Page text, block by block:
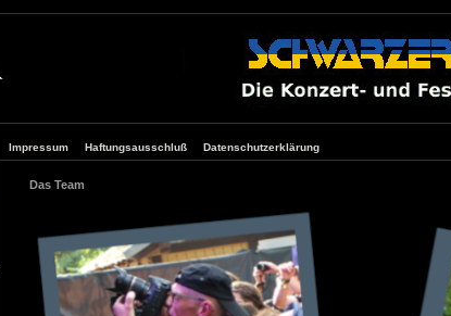
Impressum Haftungsausschluß Datenschutzerklärung
Das Team